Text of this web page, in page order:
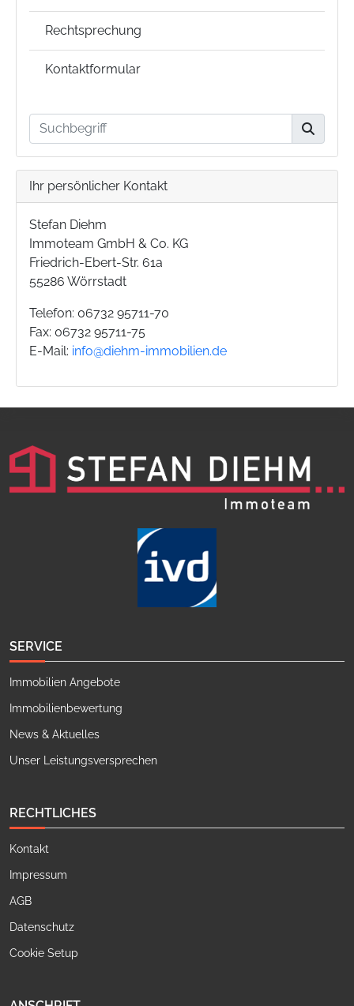
Rechtsprechung
Kontaktformular
Ihr persönlicher Kontakt
Stefan Diehm
Immoteam GmbH & Co. KG
Friedrich-Ebert-Str. 61a
55286 Wörrstadt
Telefon: 06732 95711-70
Fax: 06732 95711-75
E-Mail: info@diehm-immobilien.de
SERVICE
Immobilien Angebote
Immobilienbewertung
News & Aktuelles
Unser Leistungsversprechen
RECHTLICHES
Kontakt
Impressum
AGB
Datenschutz
Cookie Setup